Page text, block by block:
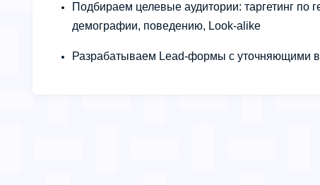
Подбираем целевые аудитории: таргетинг по
демографии, поведению, Look-alike
Разрабатываем Lead-формы с уточняющими